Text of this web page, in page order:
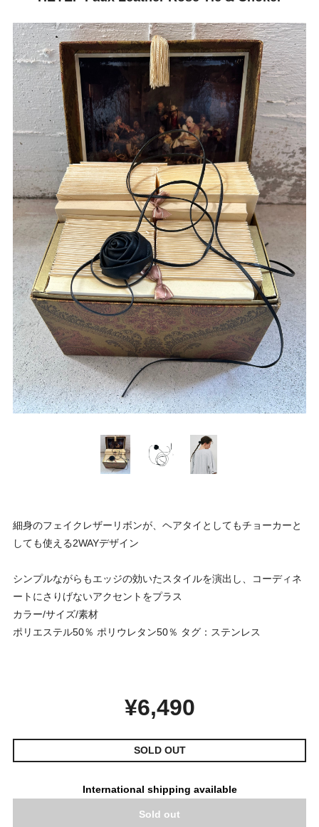
細身のフェイクレザーリボンが、ヘアタイとしてもチョーカーと
しても使える2WAYデザイン
シンプルながらもエッジの効いたスタイルを演出し、コーディネ
ートにさりげないアクセントをプラス
カラー/サイズ/素材
ポリエステル50％ ポリウレタン50％ タグ：ステンレス
¥6,490
SOLD OUT
International shipping available
Sold out